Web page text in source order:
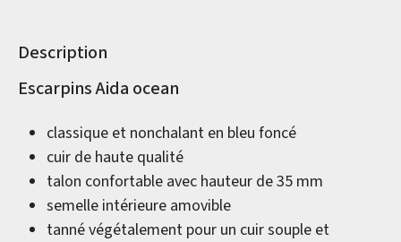
Description
Informations sur le produit
Escarpins Aida ocean
classique et nonchalant en bleu foncé
cuir de haute qualité
talon confortable avec hauteur de 35 mm
semelle intérieure amovible
tanné végétalement pour un cuir souple et